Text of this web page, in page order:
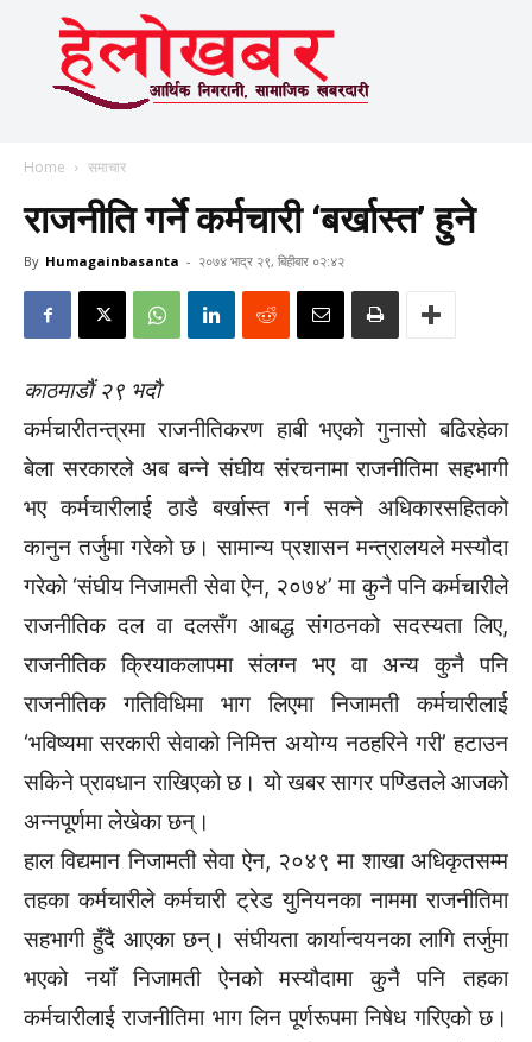
Home समाचार
राजनीति गर्ने कर्मचारी ‘बर्खास्त’ हुने
By Humagainbasanta - २०७४ भाद्र २९, बिहीबार ०२:४२
काठमाडाैं २९ भदाै
कर्मचारीतन्त्रमा राजनीतिकरण हाबी भएको गुनासो बढिरहेका
बेला सरकारले अब बन्ने संघीय संरचनामा राजनीतिमा सहभागी
भए कर्मचारीलाई ठाडै बर्खास्त गर्न सक्ने अधिकारसहितको
कानुन तर्जुमा गरेको छ। सामान्य प्रशासन मन्त्रालयले मस्यौदा
गरेको ‘संघीय निजामती सेवा ऐन, २०७४’ मा कुनै पनि कर्मचारीले
राजनीतिक दल वा दलसँग आबद्ध संगठनको सदस्यता लिए,
राजनीतिक क्रियाकलापमा संलग्न भए वा अन्य कुनै पनि
राजनीतिक गतिविधिमा भाग लिएमा निजामती कर्मचारीलाई
‘भविष्यमा सरकारी सेवाको निमित्त अयोग्य नठहरिने गरी’ हटाउन
सकिने प्रावधान राखिएको छ। यो खबर सागर पण्डितले आजको
अन्नपूर्णमा लेखेका छन्।
हाल विद्यमान निजामती सेवा ऐन, २०४९ मा शाखा अधिकृतसम्म
तहका कर्मचारीले कर्मचारी ट्रेड युनियनका नाममा राजनीतिमा
सहभागी हुँदै आएका छन्। संघीयता कार्यान्वयनका लागि तर्जुमा
भएको नयाँ निजामती ऐनको मस्यौदामा कुनै पनि तहका
कर्मचारीलाई राजनीतिमा भाग लिन पूर्णरूपमा निषेध गरिएको छ।